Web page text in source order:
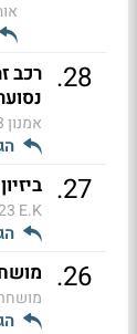
28
. רכב
אמנון
27
. ביזיון
E.K
26
.